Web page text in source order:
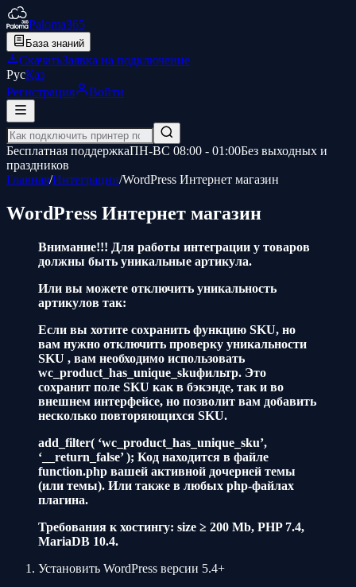
Paloma365
База знаний
СкачатьЗаявка на подключение
РусҚаз
Регистрация
Войти
Бесплатная поддержкаПН-ВС 08:00 - 01:00Без выходных и
праздников
Главная/Интеграции/WordPress Интернет магазин
WordPress Интернет магазин
Внимание!!! Для работы интеграции у товаров
должны быть уникальные артикула.
Или вы можете отключить уникальность
артикулов так:
Если вы хотите сохранить функцию SKU, но
вам нужно отключить проверку уникальности
SKU , вам необходимо использовать
wc_product_has_unique_skuфильтр. Это
сохранит поле SKU как в бэкэнде, так и во
внешнем интерфейсе, но позволит вам добавить
несколько повторяющихся SKU.
add_filter( ‘wc_product_has_unique_sku’,
‘__return_false’ ); Код находится в файле
function.php вашей активной дочерней темы
(или темы). Или также в любых php-файлах
плагина.
Требования к хостингу: size ≥ 200 Mb, PHP 7.4,
MariaDB 10.4.
Установить WordPress версии 5.4+